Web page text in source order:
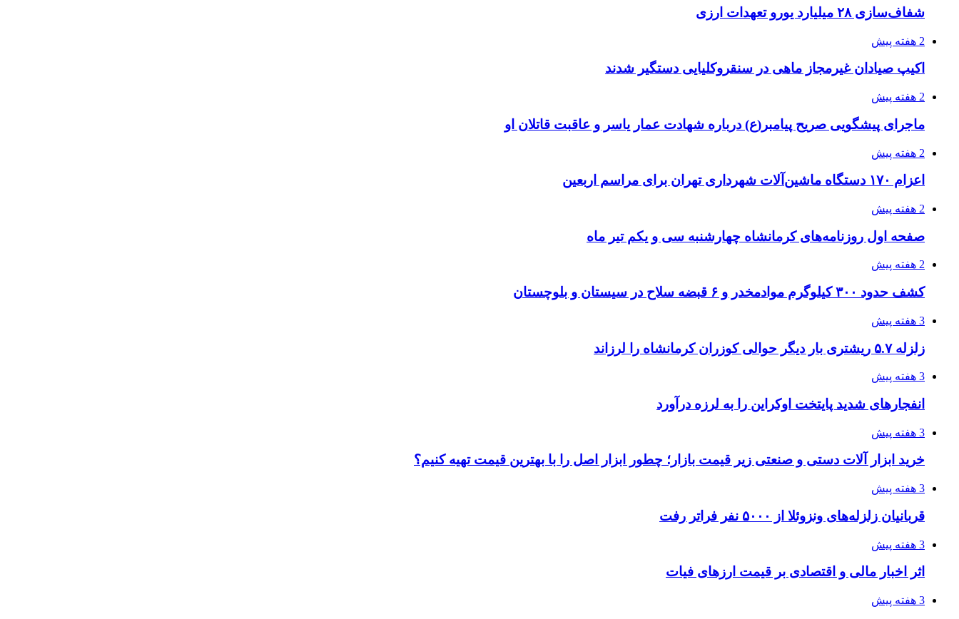
شفاف‌سازی ۲۸ میلیارد یورو تعهدات ارزی
2 هفته پیش
اکیپ صیادان غیرمجاز ماهی در سنقروکلیایی دستگیر شدند
2 هفته پیش
ماجرای پیشگویی صریح پیامبر(ع) درباره شهادت عمار یاسر و عاقبت قاتلان او
2 هفته پیش
اعزام ۱۷۰ دستگاه ماشین‌آلات شهرداری تهران برای مراسم اربعین
2 هفته پیش
صفحه اول روزنامه‌های کرمانشاه چهارشنبه سی و یکم تیر ماه
2 هفته پیش
کشف حدود ۳۰۰ کیلوگرم موادمخدر و ۶ قبضه سلاح در سیستان و بلوچستان
3 هفته پیش
زلزله ۵.۷ ریشتری بار دیگر حوالی کوزران کرمانشاه را لرزاند
3 هفته پیش
انفجارهای شدید پایتخت اوکراین را به لرزه درآورد
3 هفته پیش
خرید ابزار آلات دستی و صنعتی زیر قیمت بازار؛ چطور ابزار اصل را با بهترین قیمت تهیه کنیم؟
3 هفته پیش
قربانیان زلزله‌های ونزوئلا از ۵۰۰۰ نفر فراتر رفت
3 هفته پیش
اثر اخبار مالی و اقتصادی بر قیمت ارزهای فیات
3 هفته پیش